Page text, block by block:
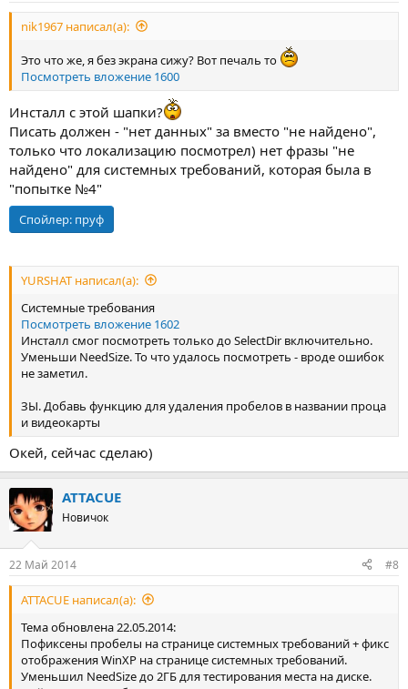
nik1967 написал(а):
Это что же, я без экрана сижу? Вот печаль то
Посмотреть вложение 1600
Инсталл с этой шапки?
Писать должен - "нет данных" за вместо "не найдено",
только что локализацию посмотрел) нет фразы "не
найдено" для системных требований, которая была в
"попытке №4"
Спойлер: пруф
YURSHAT написал(а):
Системные требования
Посмотреть вложение 1602
Инсталл смог посмотреть только до SelectDir включительно.
Уменьши NeedSize. То что удалось посмотреть - вроде ошибок
не заметил.
ЗЫ. Добавь функцию для удаления пробелов в названии проца
и видеокарты
Окей, сейчас сделаю)
ATTACUE
Новичок
22 Май 2014 #8
ATTACUE написал(а):
Тема обновлена 22.05.2014:
Пофиксены пробелы на странице системных требований + фикс
отображения WinXP на странице системных требований.
Уменьшил NeedSize до 2ГБ для тестирования места на диске.